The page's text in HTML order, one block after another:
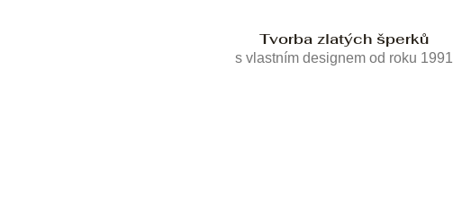
Tvorba zlatých šperků
s vlastním designem od roku 1991